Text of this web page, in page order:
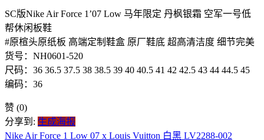
SC版Nike Air Force 1’07 Low 马年限定 丹枫银霜 空军一号低
帮休闲板鞋
#原楦头原纸板 高端定制鞋盒 原厂鞋底 超高清洁度 细节完美
货号：NH0601-520
尺码：36 36.5 37.5 38 38.5 39 40 40.5 41 42 42.5 43 44 44.5 45
编码：36
赞 (0)
分享到: 生成海报
Nike Air Force 1 Low 07 x Louis Vuitton 白黑 LV2288-002